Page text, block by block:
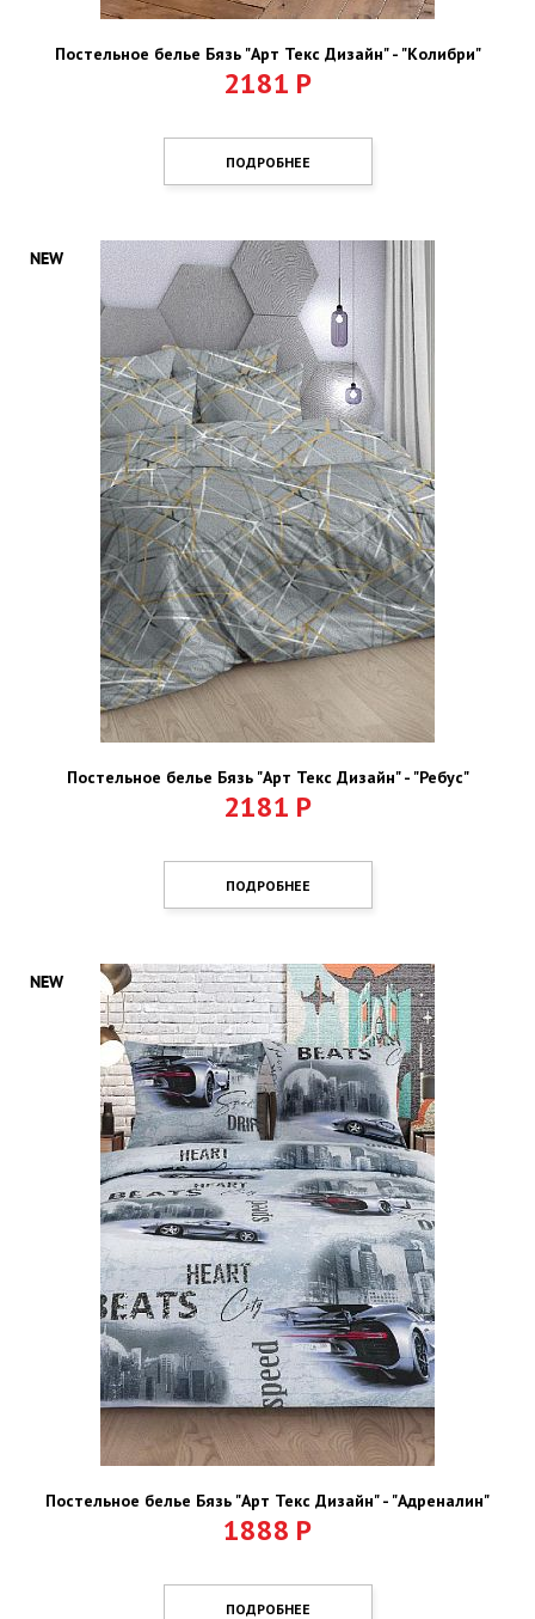
Постельное белье Бязь "Арт Текс Дизайн" - "Колибри"
2181 Р
ПОДРОБНЕЕ
Постельное белье Бязь "Арт Текс Дизайн" - "Ребус"
2181 Р
ПОДРОБНЕЕ
Постельное белье Бязь "Арт Текс Дизайн" - "Адреналин"
1888 Р
ПОДРОБНЕЕ